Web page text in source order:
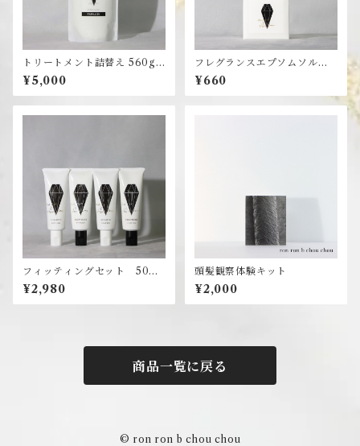
トリートメント詰替え 560g×
1本
¥5,000
フレグランスエプソムソルト 2
00g
¥660
フィッティングセット 50ｇ×
４本
¥2,980
頭髪観察体験キット
¥2,000
商品一覧に戻る
© ron ron b chou chou